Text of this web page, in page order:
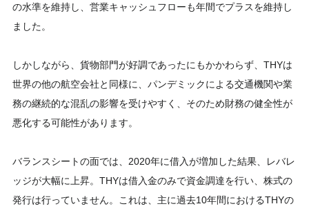
の水準を維持し、営業キャッシュフローも年間でプラスを維持し
ました。
しかしながら、貨物部門が好調であったにもかかわらず、THYは
世界の他の航空会社と同様に、パンデミックによる交通機関や業
務の継続的な混乱の影響を受けやすく、そのため財務の健全性が
悪化する可能性があります。
バランスシートの面では、2020年に借入が増加した結果、レバレ
ッジが大幅に上昇。THYは借入金のみで資金調達を行い、株式の
発行は行っていません。これは、主に過去10年間におけるTHYの